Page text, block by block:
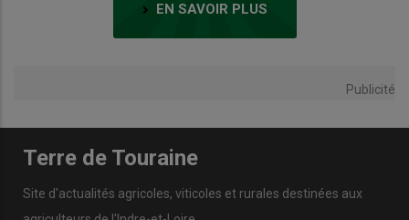
EN SAVOIR PLUS
Publicité
Terre de Touraine
Site d'actualités agricoles, viticoles et rurales destinées aux